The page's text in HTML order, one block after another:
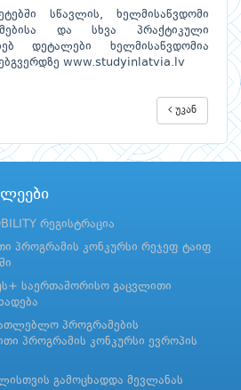
სწავლის, ხელმისაწვდომი
და სხვა პრაქტიკული
დეტალები ხელმისაწვდომია
www.studyinlatvia.lv
უკან
რეგისტრაცია
პროგრამის კონკურსი რეჯეფ ტაიფ
საერთაშორისო გაცვლითი
პროგრამების
პროგრამის კონკურსი ევროპის
გამოცხადდა მევლანას